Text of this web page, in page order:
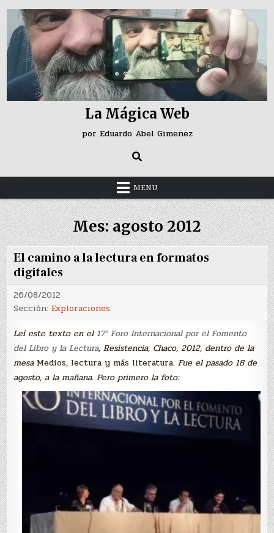
Skip
content
La Mágica Web
por Eduardo Abel Gimenez
MENU
Mes:agosto 2012
El camino a la lectura en formatos
digitales
26/08/2012
Sección:Exploraciones
Leí este texto en el 17° Foro Internacional por el Fomento
del Libro y la Lectura, Resistencia, Chaco, 2012, dentro de la
mesa Medios, lectura y más literatura. Fue el pasado 18 de
agosto, a la mañana. Pero primero la foto: